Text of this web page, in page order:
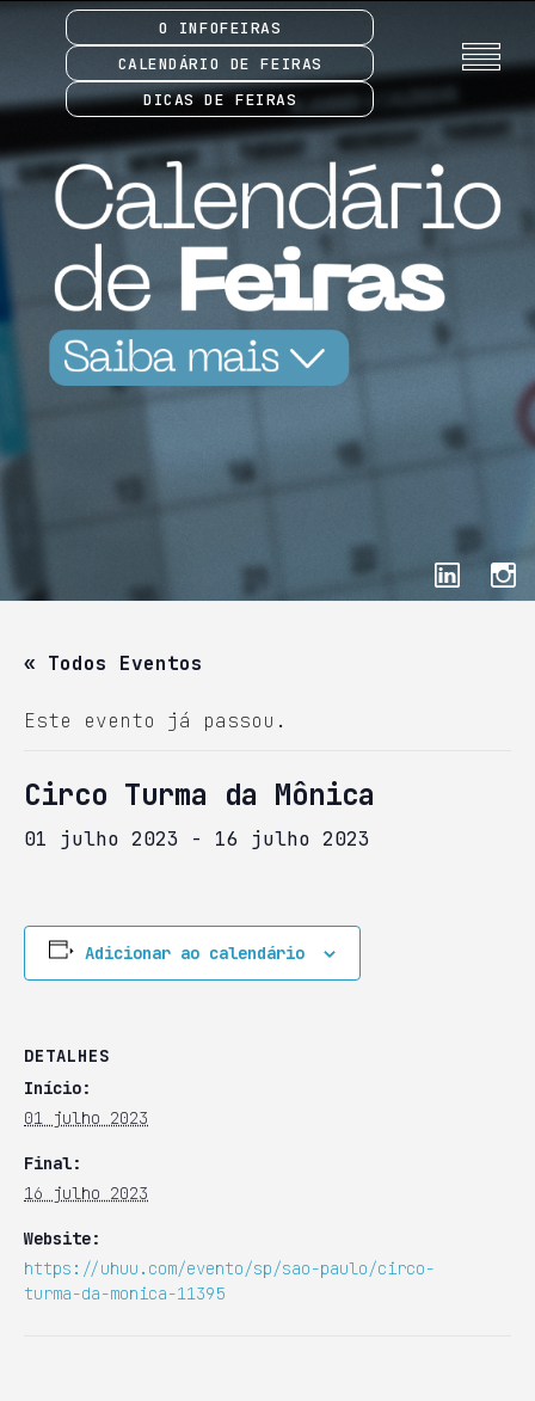
O INFOFEIRAS
CALENDÁRIO DE FEIRAS
DICAS DE FEIRAS
« Todos Eventos
Este evento já passou.
Circo Turma da Mônica
01 julho 2023 - 16 julho 2023
Adicionar ao calendário
DETALHES
Início:
01 julho 2023
Final:
16 julho 2023
Website:
https://uhuu.com/evento/sp/sao-paulo/circo-
turma-da-monica-11395